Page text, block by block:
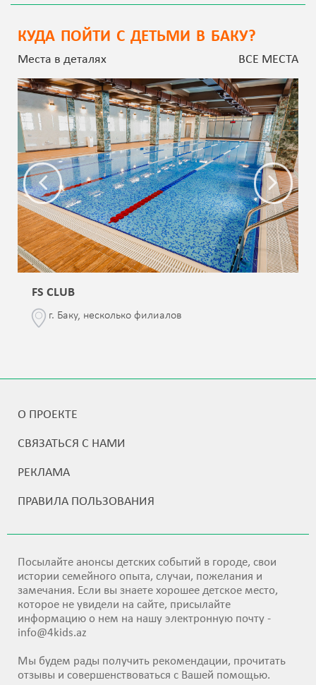
КУДА ПОЙТИ С ДЕТЬМИ В БАКУ?
Места в деталях ВСЕ МЕСТА
FS CLUB
г. Баку, несколько филиалов
О ПРОЕКТЕ
СВЯЗАТЬСЯ С НАМИ
РЕКЛАМА
ПРАВИЛА ПОЛЬЗОВАНИЯ
Посылайте анонсы детских событий в городе, свои
истории семейного опыта, случаи, пожелания и
замечания. Если вы знаете хорошее детское место,
которое не увидели на сайте, присылайте
информацию о нем на нашу электронную почту -
info@4kids.az
Мы будем рады получить рекомендации, прочитать
отзывы и совершенствоваться с Вашей помощью.